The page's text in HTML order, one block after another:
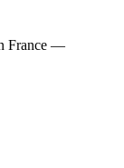
France —